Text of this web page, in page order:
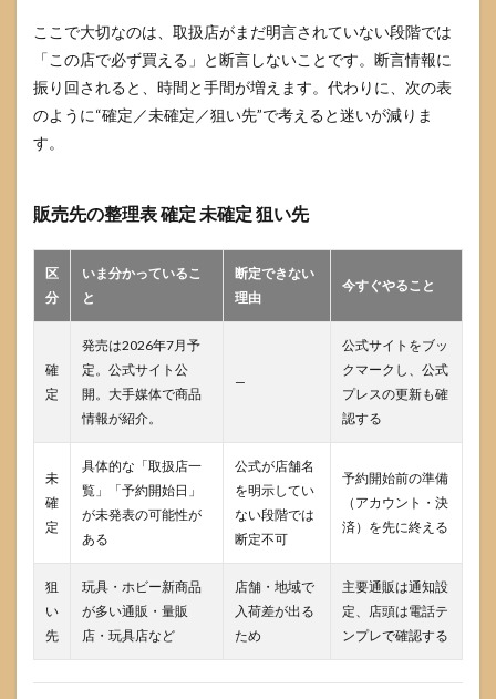
5.2
家族
や友
人と
遊ぶ
5.3
コレ
クシ
目的
合の
考え
方
ポケ
のプ
ラコ
ロで
ある
質問
6.1
いつ
発売
価格
ここで大切なのは、取扱店がまだ明言されていない段階では
「この店で必ず買える」と断言しないことです。断言情報に
振り回されると、時間と手間が増えます。代わりに、次の表
のように“確定／未確定／狙い先”で考えると迷いが減りま
す。
販売先の整理表 確定 未確定 狙い先
区
分
いま分かっているこ
と
断定できない
理由
今すぐやること
確
定
発売は2026年7月予
定。公式サイト公
開。大手媒体で商品
情報が紹介。
—
公式サイトをブッ
クマークし、公式
プレスの更新も確
認する
未
確
定
具体的な「取扱店一
覧」「予約開始日」
が未発表の可能性が
ある
公式が店舗名
を明示してい
ない段階では
断定不可
予約開始前の準備
（アカウント・決
済）を先に終える
狙
い
先
玩具・ホビー新商品
が多い通販・量販
店・玩具店など
店舗・地域で
入荷差が出る
ため
主要通販は通知設
定、店頭は電話テ
ンプレで確認する